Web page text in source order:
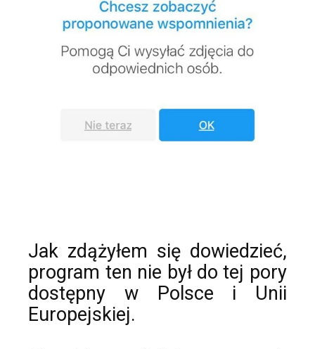
Jak zdążyłem się dowiedzieć,
program ten nie był do tej pory
dostępny w Polsce i Unii
Europejskiej.